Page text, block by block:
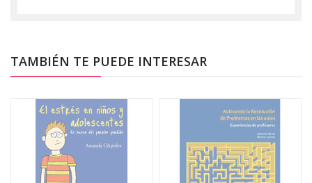
TAMBIÉN TE PUEDE INTERESAR